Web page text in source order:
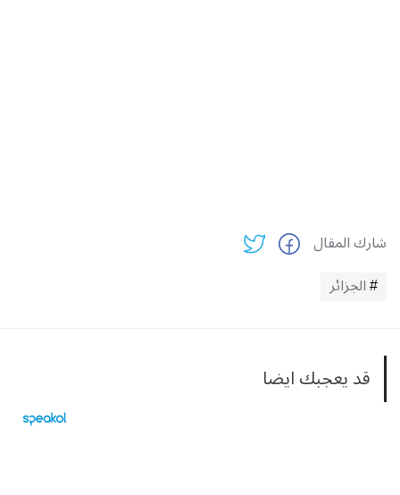
شارك المقال
الجزائر
قد يعجبك ايضا